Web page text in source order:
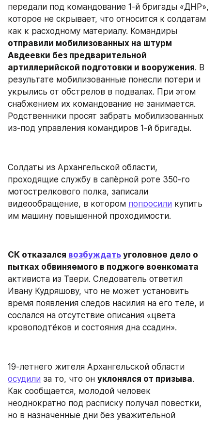
передали под командование 1-й бригады «ДНР»,
которое не скрывает, что относится к солдатам
отправили мобилизованных на штурм
Авдеевки без предварительной
артиллерийской подготовки и вооружения. В
результате мобилизованные понесли потери и
укрылись от обстрелов в подвалах. При этом
снабжением их командование не занимается.
Родственники просят забрать мобилизованных
из-под управления командиров 1-й бригады.
Солдаты из Архангельской области,
проходящие службу в сапёрной роте 350-го
мотострелкового полка, записали
видеообращение, в котором попросили купить
им машину повышенной проходимости.
СК отказался возбуждать уголовное дело о
пытках обвиняемого в поджоге военкомата
активиста из Твери. Следователь ответил
Ивану Кудряшову, что не может установить
время появления следов насилия на его теле, и
сослался на отсутствие описания «цвета
кровоподтёков и состояния дна ссадин».
осудили за то, что он уклонялся от призыва.
Как сообщается, молодой человек
неоднократно под расписку получал повестки,
но в назначенные дни без уважительной